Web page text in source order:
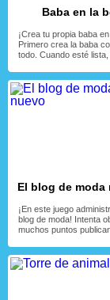
Baba en la
¡Crea tu propia baba
Primero crea la baba
todo. Cuando esté lista,
¡En este juego
blog de moda! Intenta
muchos puntos